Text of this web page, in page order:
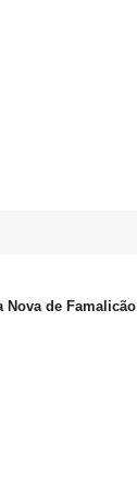
Nova de Famalicão